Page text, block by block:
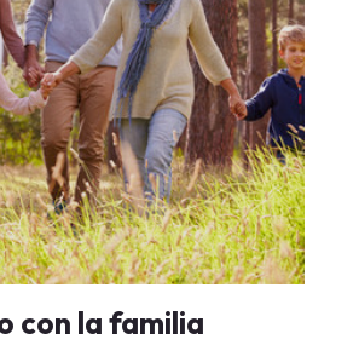
con la familia